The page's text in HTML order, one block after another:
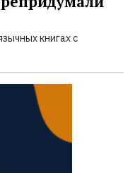
книгах с